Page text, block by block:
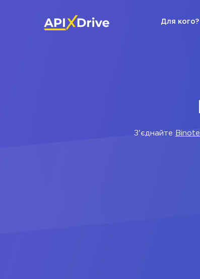
Для кого?
З'єднайте Binotel